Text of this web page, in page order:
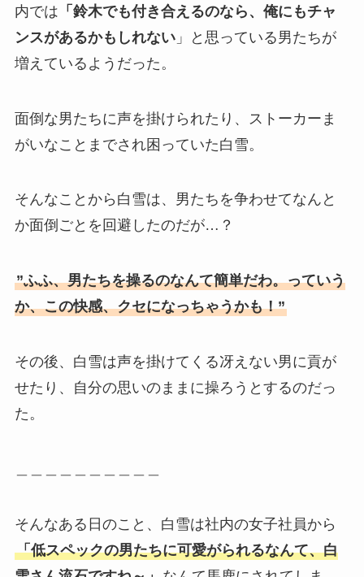
内では 「鈴木でも付き合えるのなら、俺にもチャ
ンスがあるかもしれない」と思っている男たちが
増えているようだった。
面倒な男たちに声を掛けられたり、ストーカーま
がいなことまでされ困っていた白雪。
そんなことから白雪は、男たちを争わせてなんと
か面倒ごとを回避したのだが…？
”ふふ、男たちを操るのなんて簡単だわ。っていう
か、この快感、クセになっちゃうかも！”
その後、白雪は声を掛けてくる冴えない男に貢が
せたり、自分の思いのままに操ろうとするのだっ
た。
そんなある日のこと、白雪は社内の女子社員から
「低スペックの男たちに可愛がられるなんて、白